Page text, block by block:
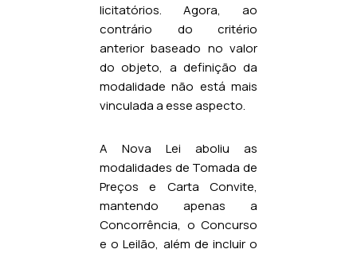
licitatórios. Agora, ao
contrário do critério
anterior baseado no valor
do objeto, a definição da
modalidade não está mais
vinculada a esse aspecto.
A Nova Lei aboliu as
modalidades de Tomada de
Preços e Carta Convite,
mantendo apenas a
Concorrência, o Concurso
e o Leilão, além de incluir o